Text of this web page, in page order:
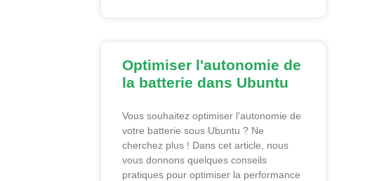
Optimiser l'autonomie de
la batterie dans Ubuntu
Vous souhaitez optimiser l'autonomie de
votre batterie sous Ubuntu ? Ne
cherchez plus ! Dans cet article, nous
vous donnons quelques conseils
pratiques pour optimiser la performance